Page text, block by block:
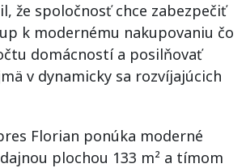
že spoločnosť chce zabezpečiť
k modernému nakupovaniu čo
domácností a posilňovať
v dynamicky sa rozvíjajúcich
Florian ponúka moderné
plochou 133 m² a tímom